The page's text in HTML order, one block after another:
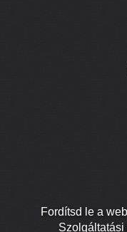
Fordítsd le a